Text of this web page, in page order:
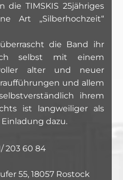
die TIMSKIS 25jähriges
Art „Silberhochzeit“
die Band ihr
selbst mit einem
alter und neuer
und allem
ihrem
ist langweiliger als
dazu.
203 60 84
55, 18057 Rostock